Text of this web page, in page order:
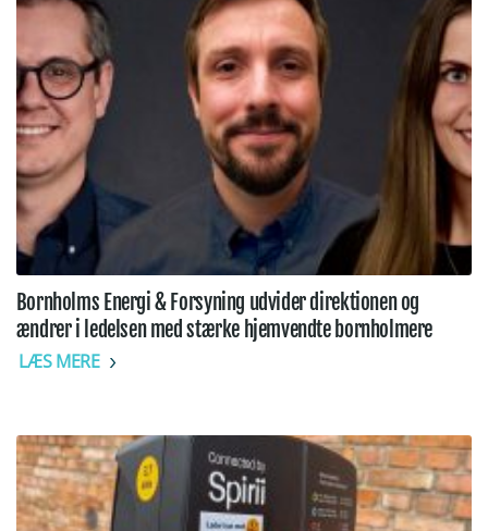
Bornholms Energi & Forsyning udvider direktionen og
ændrer i ledelsen med stærke hjemvendte bornholmere
LÆS MERE